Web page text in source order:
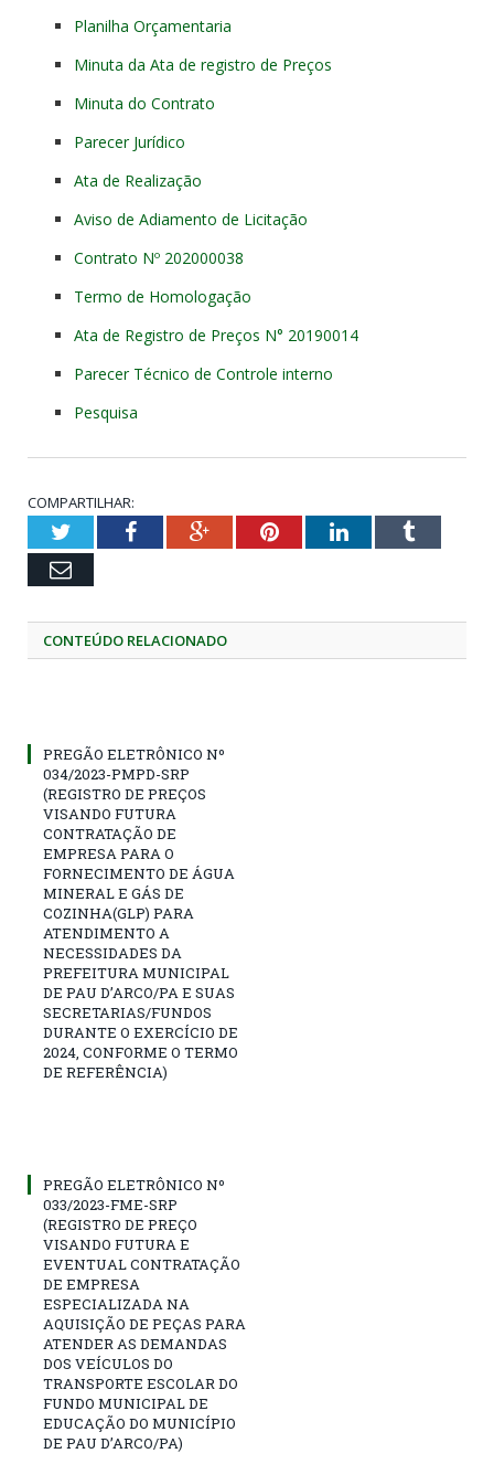
Planilha Orçamentaria
Minuta da Ata de registro de Preços
Minuta do Contrato
Parecer Jurídico
Ata de Realização
Aviso de Adiamento de Licitação
Contrato Nº 202000038
Termo de Homologação
Ata de Registro de Preços N° 20190014
Parecer Técnico de Controle interno
Pesquisa
COMPARTILHAR:
TwitterFacebookGoogle+PinterestLinkedInTumblr
Email
CONTEÚDO RELACIONADO
PREGÃO ELETRÔNICO Nº
034/2023-PMPD-SRP
(REGISTRO DE PREÇOS
VISANDO FUTURA
CONTRATAÇÃO DE
EMPRESA PARA O
FORNECIMENTO DE ÁGUA
MINERAL E GÁS DE
COZINHA(GLP) PARA
ATENDIMENTO A
NECESSIDADES DA
PREFEITURA MUNICIPAL
DE PAU D’ARCO/PA E SUAS
SECRETARIAS/FUNDOS
DURANTE O EXERCÍCIO DE
2024, CONFORME O TERMO
DE REFERÊNCIA)
PREGÃO ELETRÔNICO Nº
033/2023-FME-SRP
(REGISTRO DE PREÇO
VISANDO FUTURA E
EVENTUAL CONTRATAÇÃO
DE EMPRESA
ESPECIALIZADA NA
AQUISIÇÃO DE PEÇAS PARA
ATENDER AS DEMANDAS
DOS VEÍCULOS DO
TRANSPORTE ESCOLAR DO
FUNDO MUNICIPAL DE
EDUCAÇÃO DO MUNICÍPIO
DE PAU D’ARCO/PA)